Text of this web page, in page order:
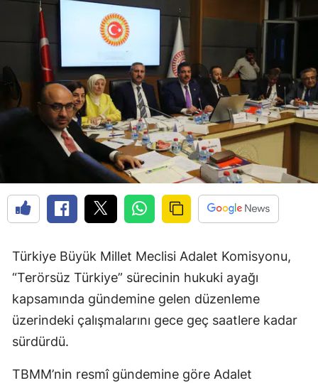
Türkiye Büyük Millet Meclisi Adalet Komisyonu,
“Terörsüz Türkiye” sürecinin hukuki ayağı
kapsamında gündemine gelen düzenleme
üzerindeki çalışmalarını gece geç saatlere kadar
sürdürdü.
TBMM’nin resmî gündemine göre Adalet